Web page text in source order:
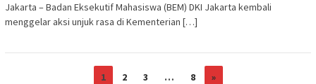
Jakarta – Badan Eksekutif Mahasiswa (BEM) DKI Jakarta kembali
menggelar aksi unjuk rasa di Kementerian […]
1 2 3 … 8 »